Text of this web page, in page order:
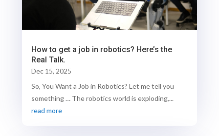
How to get a job in robotics? Here’s the
Real Talk.
Dec 15, 2025
So, You Want a Job in Robotics? Let me tell you
something … The robotics world is exploding,...
read more